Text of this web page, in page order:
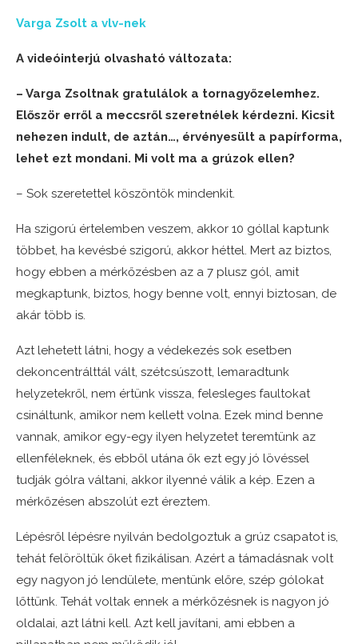
Varga Zsolt a vlv-nek
A videóinterjú olvasható változata:
– Varga Zsoltnak gratulálok a tornagyőzelemhez.
Először erről a meccsről szeretnélek kérdezni. Kicsit
nehezen indult, de aztán…, érvényesült a papírforma,
lehet ezt mondani. Mi volt ma a grúzok ellen?
– Sok szeretettel köszöntök mindenkit.
Ha szigorú értelemben veszem, akkor 10 góllal kaptunk
többet, ha kevésbé szigorú, akkor héttel. Mert az biztos,
hogy ebben a mérkőzésben az a 7 plusz gól, amit
megkaptunk, biztos, hogy benne volt, ennyi biztosan, de
akár több is.
Azt lehetett látni, hogy a védekezés sok esetben
dekoncentrálttál vált, szétcsúszott, lemaradtunk
helyzetekről, nem értünk vissza, felesleges faultokat
csináltunk, amikor nem kellett volna. Ezek mind benne
vannak, amikor egy-egy ilyen helyzetet teremtünk az
ellenféleknek, és ebből utána ők ezt egy jó lövéssel
tudják gólra váltani, akkor ilyenné válik a kép. Ezen a
mérkőzésen abszolút ezt éreztem.
Lépésről lépésre nyilván bedolgoztuk a grúz csapatot is,
tehát felöröltük őket fizikálisan. Azért a támadásnak volt
egy nagyon jó lendülete, mentünk előre, szép gólokat
lőttünk. Tehát voltak ennek a mérkőzésnek is nagyon jó
oldalai, azt látni kell. Azt kell javítani, ami ebben a